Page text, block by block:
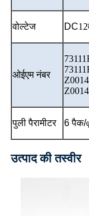
वोल्टेज DC
ओईएम नंबर
पुली पैरामीटर 6 पैक/
उत्पाद की तस्वीर